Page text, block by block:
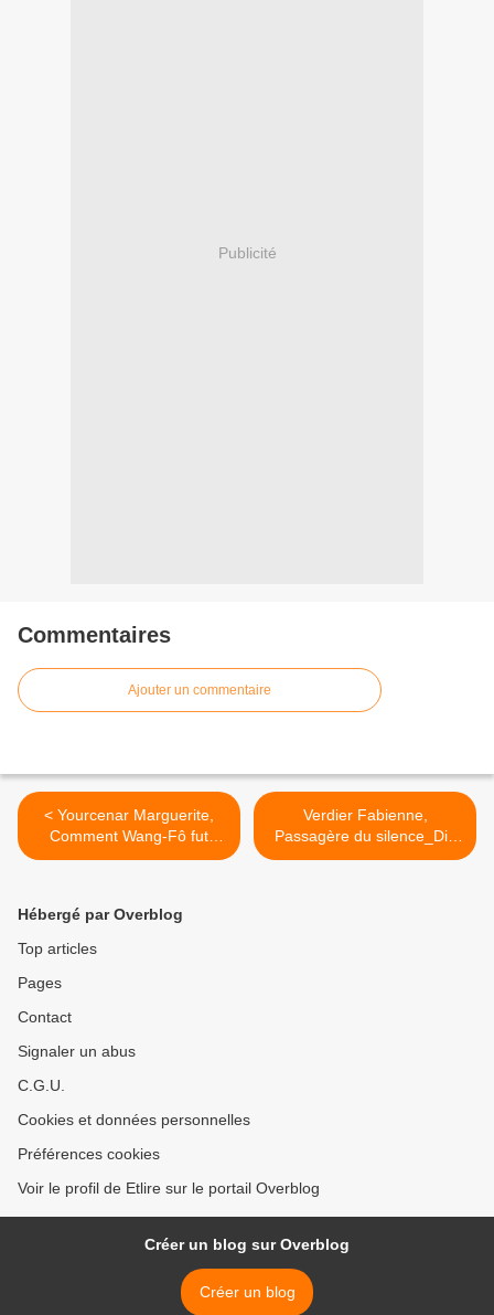
Publicité
Commentaires
Ajouter un commentaire
< Yourcenar Marguerite,
Comment Wang-Fô fut
sauvé
Verdier Fabienne,
Passagère du silence_Dix
ans d'initiation en Chine >
Hébergé par Overblog
Top articles
Pages
Contact
Signaler un abus
C.G.U.
Cookies et données personnelles
Préférences cookies
Voir le profil de Etlire sur le portail Overblog
Créer un blog sur Overblog
Créer un blog